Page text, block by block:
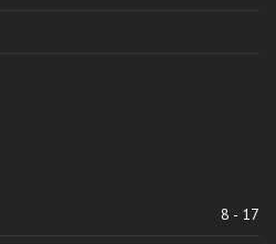
8 - 17